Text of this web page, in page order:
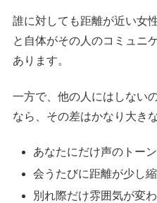
誰に対しても距離が近い女
と自体がその人のコミュニ
あります。
一方で、他の人にはしない
なら、その差はかなり大き
あなたにだけ声のトー
会うたびに距離が少し
別れ際だけ雰囲気が変